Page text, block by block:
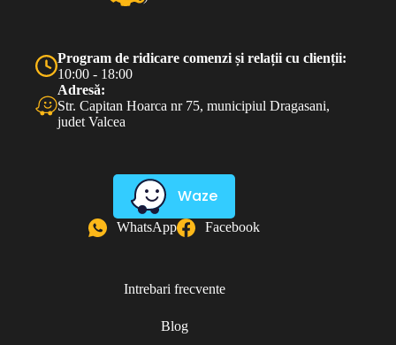
Program de ridicare comenzi și relații cu clienții:
10:00 - 18:00
Adresă:
Str. Capitan Hoarca nr 75, municipiul Dragasani,
judet Valcea
Waze
WhatsApp Facebook
Intrebari frecvente
Blog